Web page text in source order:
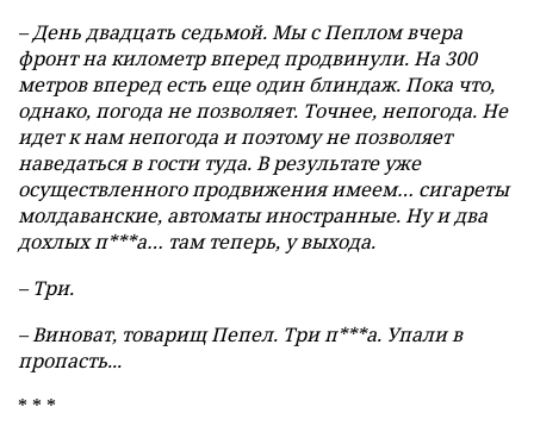
– День двадцать седьмой. Мы с Пеплом вчера
фронт на километр вперед продвинули. На 300
метров вперед есть еще один блиндаж. Пока что,
однако, погода не позволяет. Точнее, непогода. Не
идет к нам непогода и поэтому не позволяет
наведаться в гости туда. В результате уже
осуществленного продвижения имеем… сигареты
молдаванские, автоматы иностранные. Ну и два
дохлых п***а… там теперь, у выхода.
– Три.
– Виноват, товарищ Пепел. Три п***а. Упали в
пропасть...
* * *